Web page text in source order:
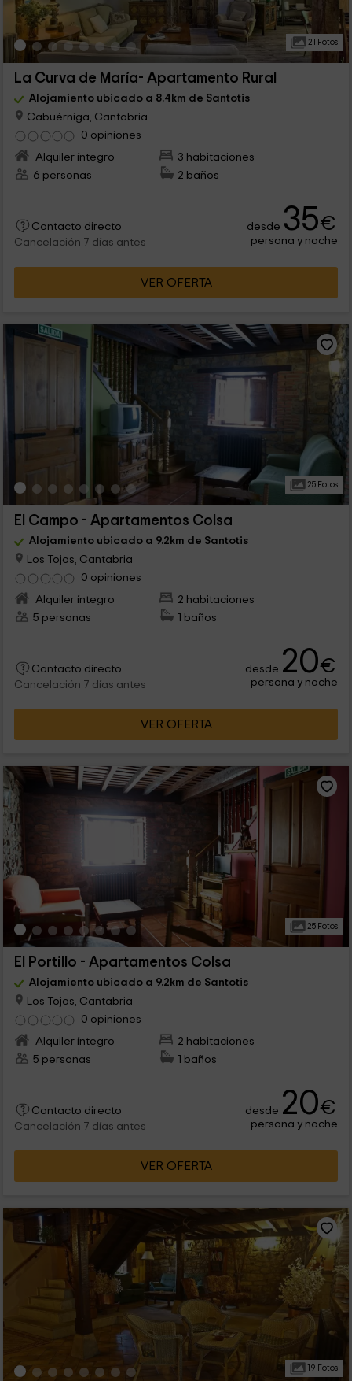
21 Fotos
La Curva de María- Apartamento Rural
Alojamiento ubicado a 8.4km de Santotis
Cabuérniga, Cantabria
0 opiniones
Alquiler íntegro
3 habitaciones
6 personas
2 baños
Contacto directo
Cancelación 7 días antes
desde 35€
persona y noche
VER OFERTA
25 Fotos
El Campo - Apartamentos Colsa
Alojamiento ubicado a 9.2km de Santotis
Los Tojos, Cantabria
0 opiniones
Alquiler íntegro
2 habitaciones
5 personas
1 baños
Contacto directo
Cancelación 7 días antes
desde 20€
persona y noche
VER OFERTA
25 Fotos
El Portillo - Apartamentos Colsa
Alojamiento ubicado a 9.2km de Santotis
Los Tojos, Cantabria
0 opiniones
Alquiler íntegro
2 habitaciones
5 personas
1 baños
Contacto directo
Cancelación 7 días antes
desde 20€
persona y noche
VER OFERTA
19 Fotos